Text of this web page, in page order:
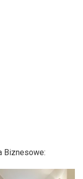
Biznesowe: